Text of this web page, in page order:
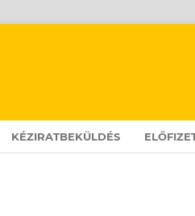
KÉZIRATBEKÜLDÉS